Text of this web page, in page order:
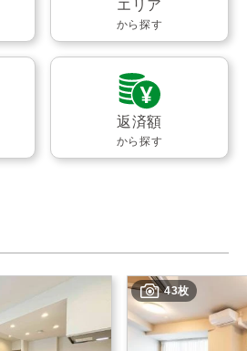
エリア
から探す
返済額
から探す
43枚